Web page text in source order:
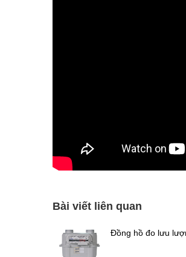
Bài viết liên quan
Đồng hồ đo lưu